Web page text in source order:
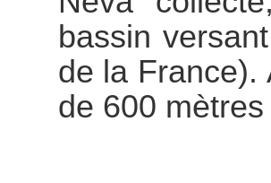
bassin
de la France).
de 600